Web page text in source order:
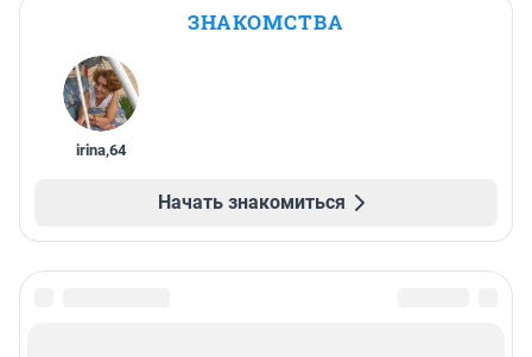
ЗНАКОМСТВА
irina,64
Начать знакомиться